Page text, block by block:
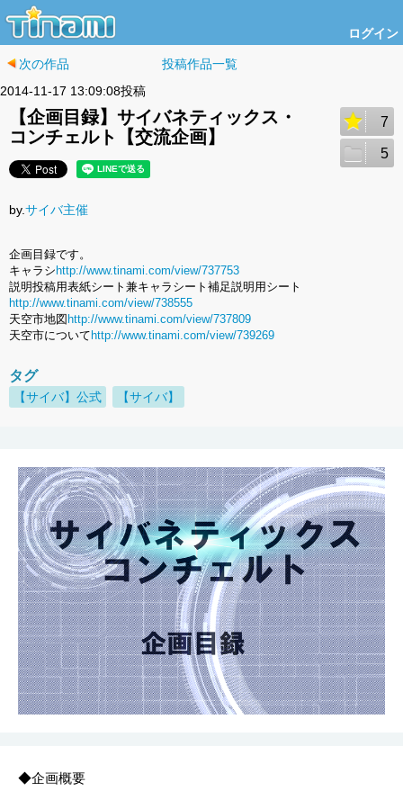
ログイン
次の作品
投稿作品一覧
2014-11-17 13:09:08投稿
【企画目録】サイバネティックス・
コンチェルト【交流企画】
7
5
by.サイバ主催
企画目録です。
キャラシ http://www.tinami.com/view/737753
説明投稿用表紙シート兼キャラシート補足説明用シート
http://www.tinami.com/view/738555
天空市地図 http://www.tinami.com/view/737809
天空市について http://www.tinami.com/view/739269
タグ
【サイバ】公式 【サイバ】
◆企画概要